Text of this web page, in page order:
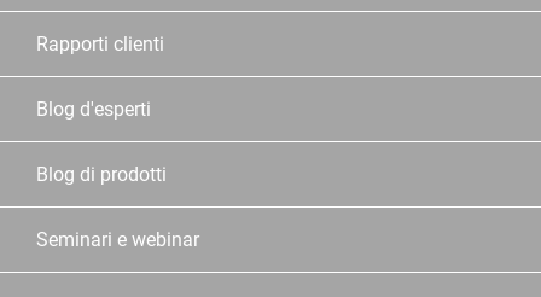
Rapporti clienti
Blog d'esperti
Blog di prodotti
Seminari e webinar